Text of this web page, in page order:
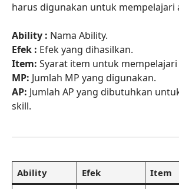
harus digunakan untuk mempelajari
Ability : Nama Ability.
Efek : Efek yang dihasilkan.
Item: Syarat item untuk mempelajari
MP: Jumlah MP yang digunakan.
AP: Jumlah AP yang dibutuhkan
skill.
Ability Efek Item